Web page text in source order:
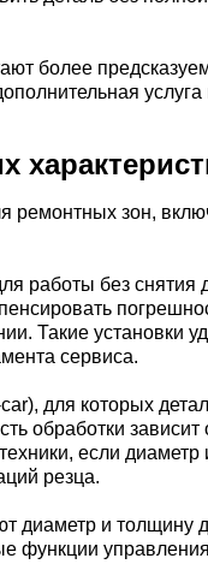
более
ремонтных зон,
работы без
Такие установки
сервиса.
для которых
обработки
если
резца.
и толщину
функции